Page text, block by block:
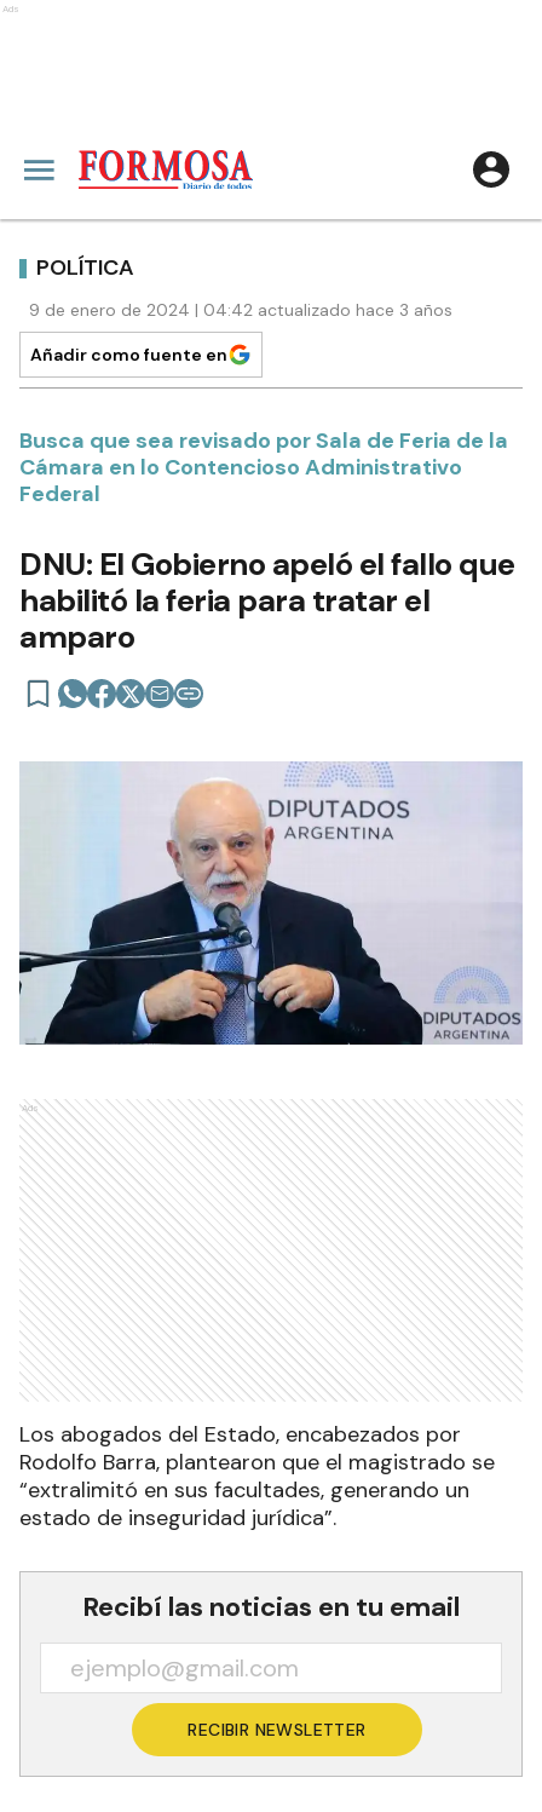
Ads
POLÍTICA
9 de enero de 2024 | 04:42 actualizado hace 3 años
Añadir como fuente en
Busca que sea revisado por Sala de Feria de la
Cámara en lo Contencioso Administrativo
Federal
DNU: El Gobierno apeló el fallo que
habilitó la feria para tratar el
amparo
Ads
Los abogados del Estado, encabezados por
Rodolfo Barra, plantearon que el magistrado se
“extralimitó en sus facultades, generando un
estado de inseguridad jurídica”.
Recibí las noticias en tu email
RECIBIR NEWSLETTER